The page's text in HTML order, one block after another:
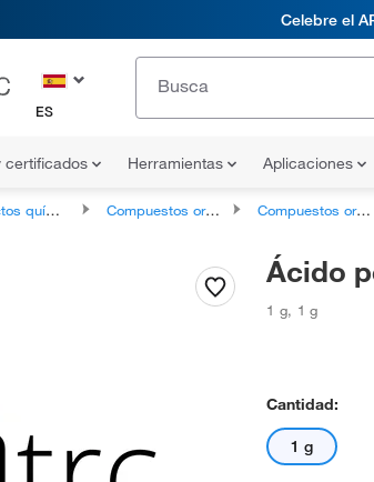
Celebre el
ES
certificados Herramientas Aplicaciones
químicos Compuestos orgánicos Compuestos orgánicos no clasificados
Ácido
1 g, 1 g
Cantidad:
1 g